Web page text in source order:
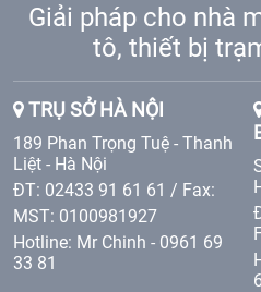
Giải pháp cho nhà
tô, thiết bị
TRỤ SỞ HÀ NỘI
189 Phan Trọng Tuệ - Thanh
Liệt - Hà Nội
ĐT: 02433 91 61 61 / Fax:
MST: 0100981927
Hotline: Mr Chinh - 0961 69
33 81